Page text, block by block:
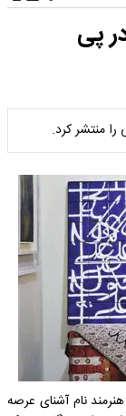
پی
را منتشر کرد.
نام آشنای عرصه